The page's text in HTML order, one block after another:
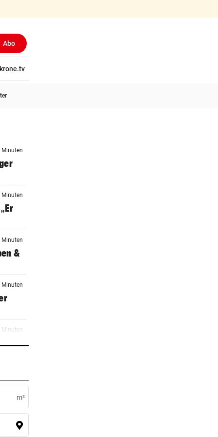
Abo
krone.tv
Minuten
Minuten
Minuten
&
Minuten
Minuten
Stunde
Stunde
m²